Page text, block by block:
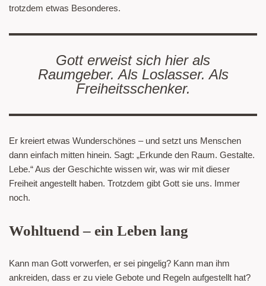
trotzdem etwas Besonderes.
Gott erweist sich hier als
Raumgeber. Als Loslasser. Als
Freiheitsschenker.
Er kreiert etwas Wunderschönes – und setzt uns Menschen
dann einfach mitten hinein. Sagt: „Erkunde den Raum. Gestalte.
Lebe.“ Aus der Geschichte wissen wir, was wir mit dieser
Freiheit angestellt haben. Trotzdem gibt Gott sie uns. Immer
noch.
Wohltuend – ein Leben lang
Kann man Gott vorwerfen, er sei pingelig? Kann man ihm
ankreiden, dass er zu viele Gebote und Regeln aufgestellt hat?